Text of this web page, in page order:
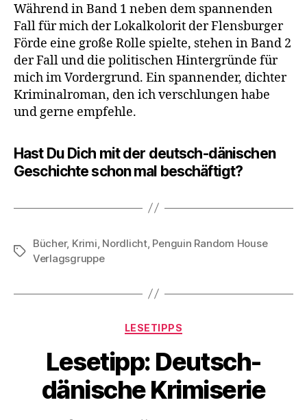
Während in Band 1 neben dem spannenden
Fall für mich der Lokalkolorit der Flensburger
Förde eine große Rolle spielte, stehen in Band 2
der Fall und die politischen Hintergründe für
mich im Vordergrund. Ein spannender, dichter
Kriminalroman, den ich verschlungen habe
und gerne empfehle.
Hast Du Dich mit der deutsch-dänischen
Geschichte schon mal beschäftigt?
Schlagwörter
Bücher, Krimi Nordlicht, Penguin Random House
Verlagsgruppe
Kategorien
LESETIPPS
Lesetipp: Deutsch-
dänische Krimiserie